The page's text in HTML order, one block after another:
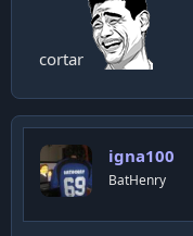
cortar
igna100
BatHenry